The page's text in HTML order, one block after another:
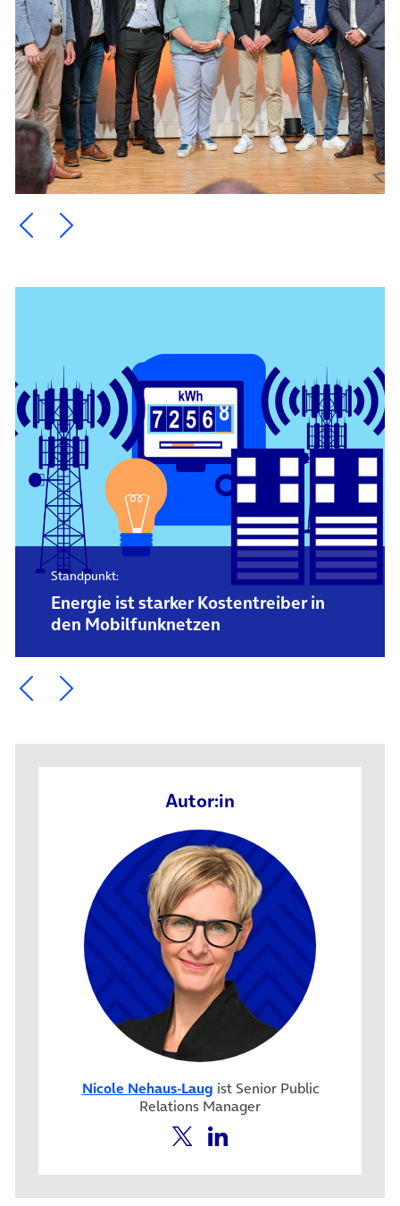
Ein Element zurück blättern
Ein Element weiter blättern
Standpunkt:
Energie ist starker Kostentreiber in
den Mobilfunknetzen
Ein Element zurück blättern
Ein Element weiter blättern
Autor:in
Nicole Nehaus-Laug ist Senior Public
Relations Manager